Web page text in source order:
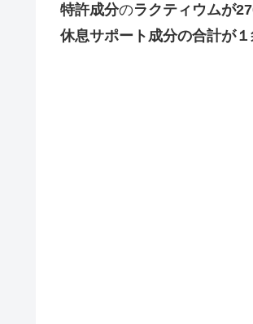
特許成分のラクティウムが
休息サポート成分の合計が